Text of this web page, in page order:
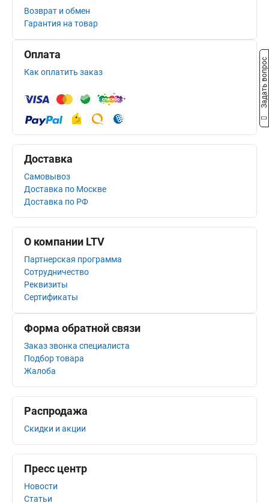
Возврат и обмен
Гарантия на товар
Оплата
Как оплатить заказ
Доставка
Самовывоз
Доставка по Москве
Доставка по РФ
О компании LTV
Партнерская программа
Сотрудничество
Реквизиты
Сертификаты
Форма обратной связи
Заказ звонка специалиста
Подбор товара
Жалоба
Распродажа
Скидки и акции
Пресс центр
Новости
Статьи
Задать вопрос